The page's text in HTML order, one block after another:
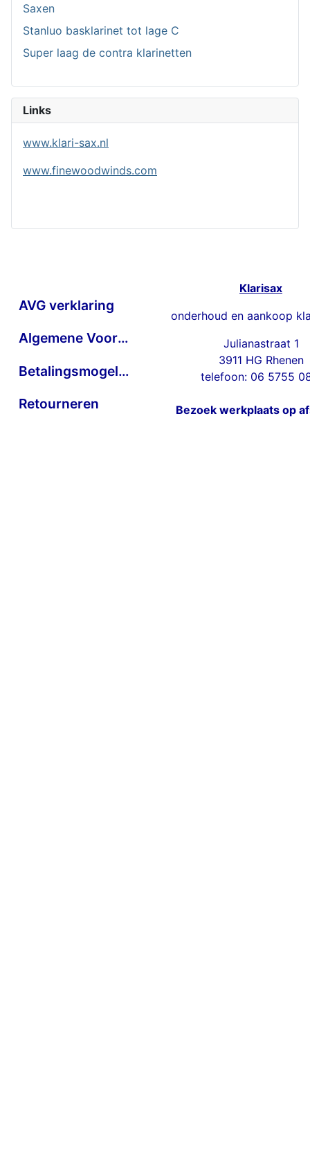
Saxen
Stanluo basklarinet tot lage C
Super laag de contra klarinetten
Links
www.klari-sax.nl
www.finewoodwinds.com
AVG verklaring
Algemene Voorwaarden
Betalingsmogelijkheden
Retourneren
Klarisax
onderhoud en aankoop
Julianastraat 1
3911 HG Rhenen
telefoon: 06 5755
Bezoek werkplaats op